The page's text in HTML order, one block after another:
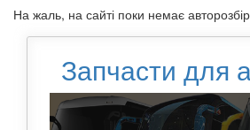
На жаль, на сайті поки немає
Запчасти для